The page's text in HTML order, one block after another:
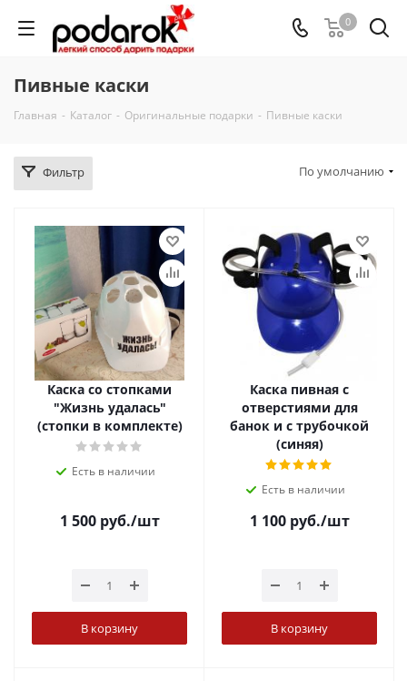
0
Пивные каски
Главная - Каталог - Оригинальные подарки - Пивные каски
Фильтр По умолчанию
Каска со стопками
"Жизнь удалась"
(стопки в комплекте)
Есть в наличии
1 500руб./шт
В корзину
Каска пивная с
отверстиями для
банок и с трубочкой
(синяя)
Есть в наличии
1 100руб./шт
В корзину